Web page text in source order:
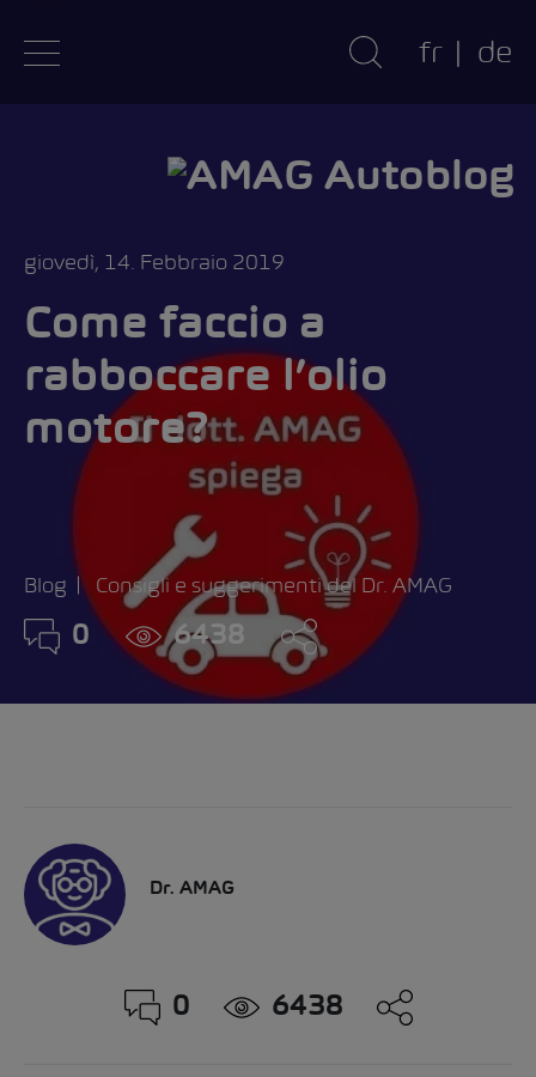
fr de
giovedì, 14. Febbraio 2019
Come faccio a
rabboccare l’olio
motore?
Blog Consigli e suggerimenti del Dr. AMAG
0 6438
Dr. AMAG
0 6438